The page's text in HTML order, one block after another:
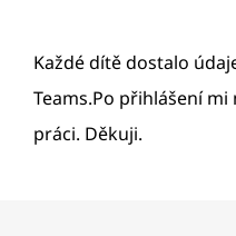
Každé dítě dostalo
Teams.Po přihlášení
práci. Děkuji.